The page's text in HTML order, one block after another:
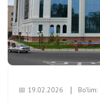
📅 19.02.2026 Bo'lim: